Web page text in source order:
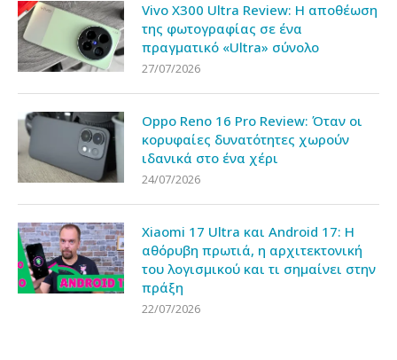
Vivo X300 Ultra Review: Η αποθέωση
της φωτογραφίας σε ένα
πραγματικό «Ultra» σύνολο
27/07/2026
Oppo Reno 16 Pro Review: Όταν οι
κορυφαίες δυνατότητες χωρούν
ιδανικά στο ένα χέρι
24/07/2026
Xiaomi 17 Ultra και Android 17: Η
αθόρυβη πρωτιά, η αρχιτεκτονική
του λογισμικού και τι σημαίνει στην
πράξη
22/07/2026